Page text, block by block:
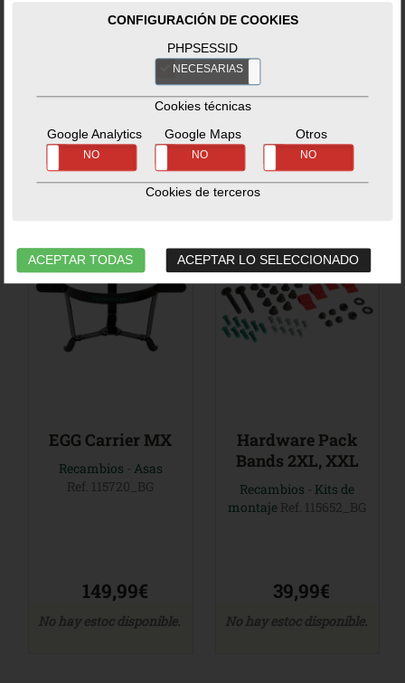
Reguladores
No hay estoc disponible.
Ref. 120854_BG
No hay estoc disponible.
EGG Carrier MX
Recambios
Asas
Ref. 115720_BG
149,99€
No hay estoc disponible.
Hardware Pack
Bands 2XL, XXL
Recambios
Kits de
montaje Ref. 115652_BG
39,99€
No hay estoc disponible.
CONFIGURACIÓN DE COOKIES
PHPSESSID
NECESARIAS
Cookies técnicas
Google Analytics
NO
Google Maps
NO
Otros
NO
Cookies de terceros
ACEPTAR TODAS ACEPTAR LO SELECCIONADO